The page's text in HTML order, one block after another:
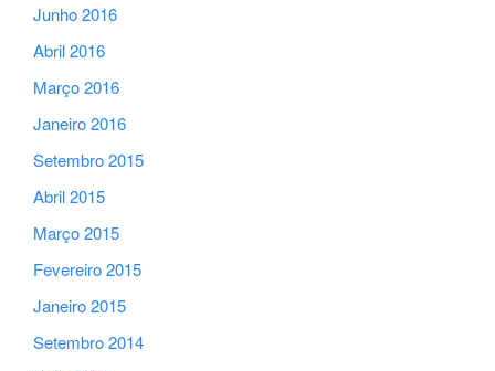
Junho 2016
Abril 2016
Março 2016
Janeiro 2016
Setembro 2015
Abril 2015
Março 2015
Fevereiro 2015
Janeiro 2015
Setembro 2014